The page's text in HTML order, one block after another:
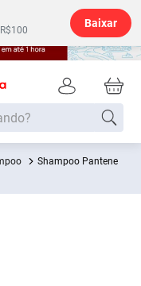
Baixar
Shampoo Pantene